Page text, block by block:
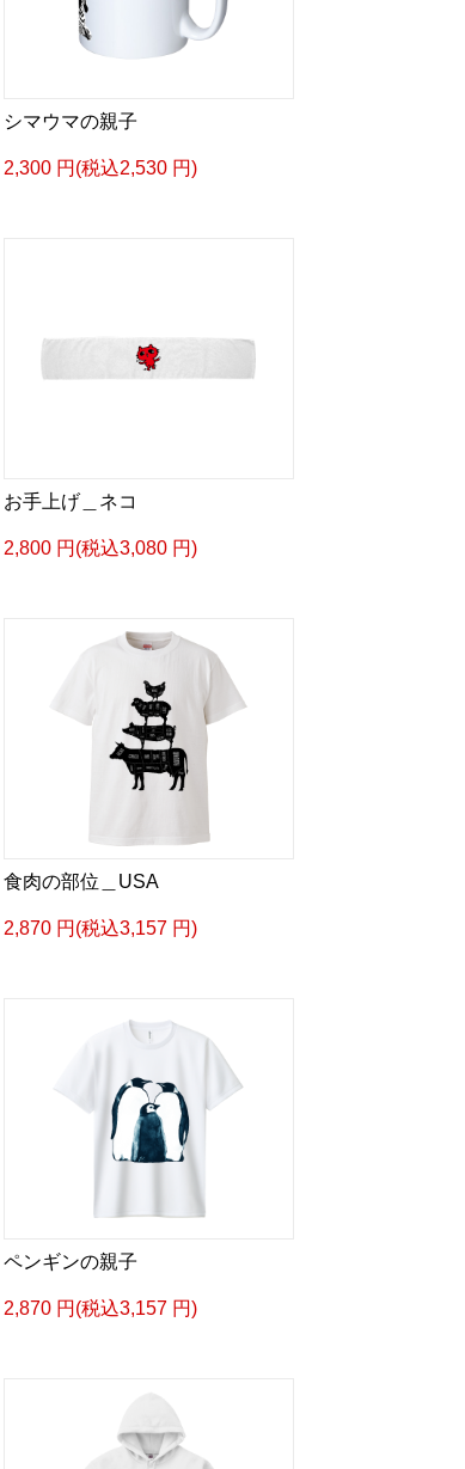
シマウマの親子
2,300 円(税込2,530 円)
お手上げ＿ネコ
2,800 円(税込3,080 円)
食肉の部位＿USA
2,870 円(税込3,157 円)
ペンギンの親子
2,870 円(税込3,157 円)